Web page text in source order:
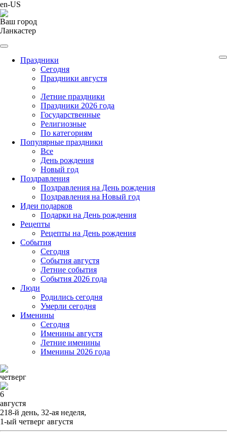
en-US
Ваш город
Ланкастер
Праздники
Cегодня
Праздники августя
Летние праздники
Праздники 2026 года
Государственные
Религиозные
По категориям
Популярные праздники
Все
День рождения
Новый год
Поздравления
Поздравления на День рождения
Поздравления на Новый год
Идеи подарков
Подарки на День рождения
Рецепты
Рецепты на День рождения
События
Cегодня
События августя
Летние события
События 2026 года
Люди
Родились сегодня
Умерли сегодня
Именины
Cегодня
Именины августя
Летние именины
Именины 2026 года
четверг
6
августя
218-й день, 32-ая неделя,
1-ый четверг августя